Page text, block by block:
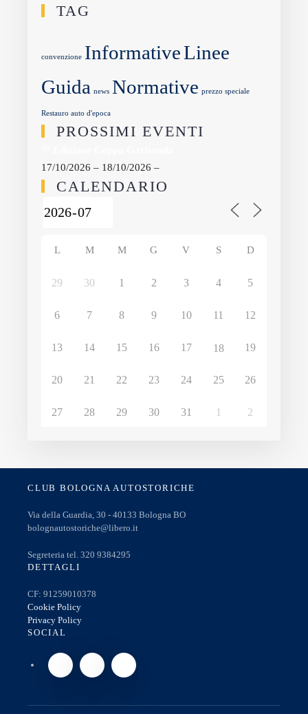
TAG
convenzione InformativeLinee
Guida news Normative prezzo speciale
Restauro auto d'epoca
PROSSIMI EVENTI
17/10/2026 – 18/10/2026 –
CALENDARIO
L M M G V S D
29 30 1 2 3 4 5
6 7 8 9 10 11 12
13 14 15 16 17 18 19
20 21 22 23 24 25 26
27 28 29 30 31 1 2
CLUB BOLOGNA AUTOSTORICHE
Via della Guardia, 30 - 40133 Bologna BO
bolognautostoriche@libero.it
Segreteria tel. 320 9384295
DETTAGLI
CF: 91259010378
Cookie Policy
Privacy Policy
SOCIAL